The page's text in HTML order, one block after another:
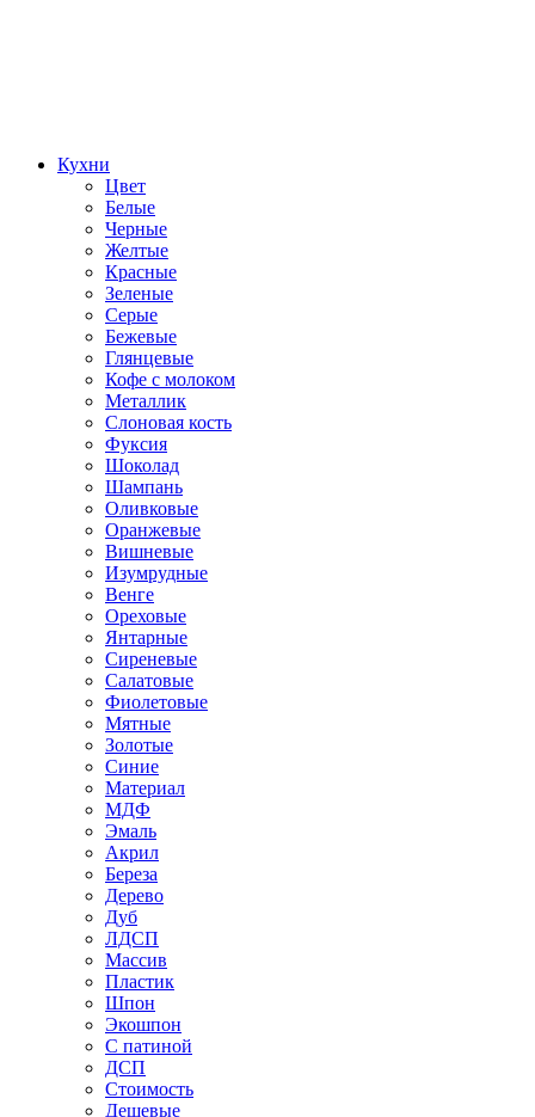
Кухни
Цвет
Белые
Черные
Желтые
Красные
Зеленые
Серые
Бежевые
Глянцевые
Кофе с молоком
Металлик
Слоновая кость
Фуксия
Шоколад
Шампань
Оливковые
Оранжевые
Вишневые
Изумрудные
Венге
Ореховые
Янтарные
Сиреневые
Салатовые
Фиолетовые
Мятные
Золотые
Синие
Материал
МДФ
Эмаль
Акрил
Береза
Дерево
Дуб
ЛДСП
Массив
Пластик
Шпон
Экошпон
С патиной
ДСП
Стоимость
Дешевые